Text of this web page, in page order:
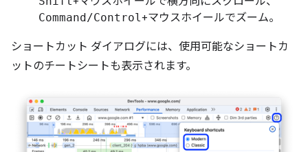
Command/Control+マウスホイールでズーム。
ショートカット ダイアログには、使用可能なショートカ
ットのチートシートも表示されます。